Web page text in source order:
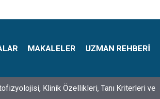
MAKALELER UZMAN REHBERI
Ortaya Çıktı? 10 Mayıs Tarihinin Hikayesi